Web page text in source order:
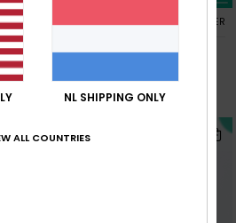
BIO™ 3 RECYCLED FIBER
1.5mm Rise Natural
Lange Mouw
NL SHIPPING ONLY
ALL COUNTRIES